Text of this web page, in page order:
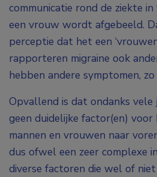
communicatie rond de ziekte
een vrouw wordt afgebeeld.
perceptie dat het een
rapporteren migraine ook
hebben andere symptomen,
Opvallend is dat ondanks vele
geen duidelijke factor(en)
mannen en vrouwen naar
dus ofwel een zeer complexe
diverse factoren die wel of